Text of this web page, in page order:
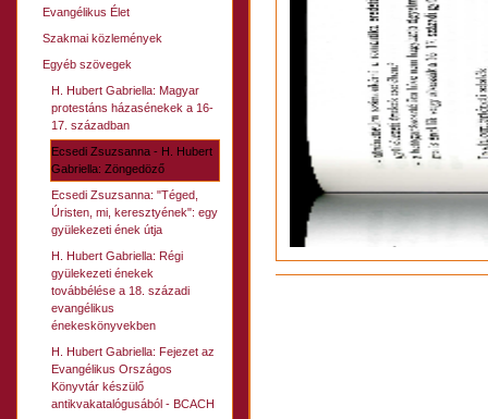
Evangélikus Élet
Szakmai közlemények
Egyéb szövegek
H. Hubert Gabriella: Magyar
protestáns házasénekek a 16-
17. században
Ecsedi Zsuzsanna - H. Hubert
Gabriella: Zöngedöző
Ecsedi Zsuzsanna: "Téged,
Úristen, mi, keresztyének": egy
gyülekezeti ének útja
H. Hubert Gabriella: Régi
gyülekezeti énekek
továbbélése a 18. századi
evangélikus
énekeskönyvekben
H. Hubert Gabriella: Fejezet az
Evangélikus Országos
Könyvtár készülő
antikvakatalógusából - BCACH